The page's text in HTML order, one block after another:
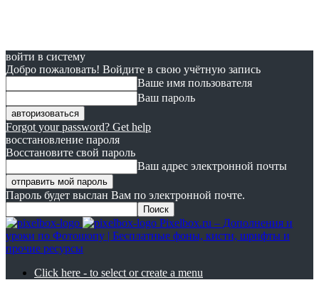
войти в систему
Добро пожаловать! Войдите в свою учётную запись
Ваше имя пользователя
Ваш пароль
Forgot your password? Get help
восстановление пароля
Восстановите свой пароль
Ваш адрес электронной почты
Пароль будет выслан Вам по электронной почте.
Pixelbox.ru – Дополнения и
уроки по Фотошопу | Бесплатные фоны, кисти, шрифты и
прочие ресурсы
Click here - to select or create a menu